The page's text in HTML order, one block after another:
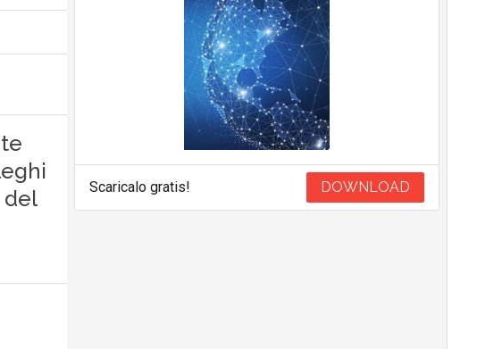
del
Scaricalo gratis! DOWNLOAD